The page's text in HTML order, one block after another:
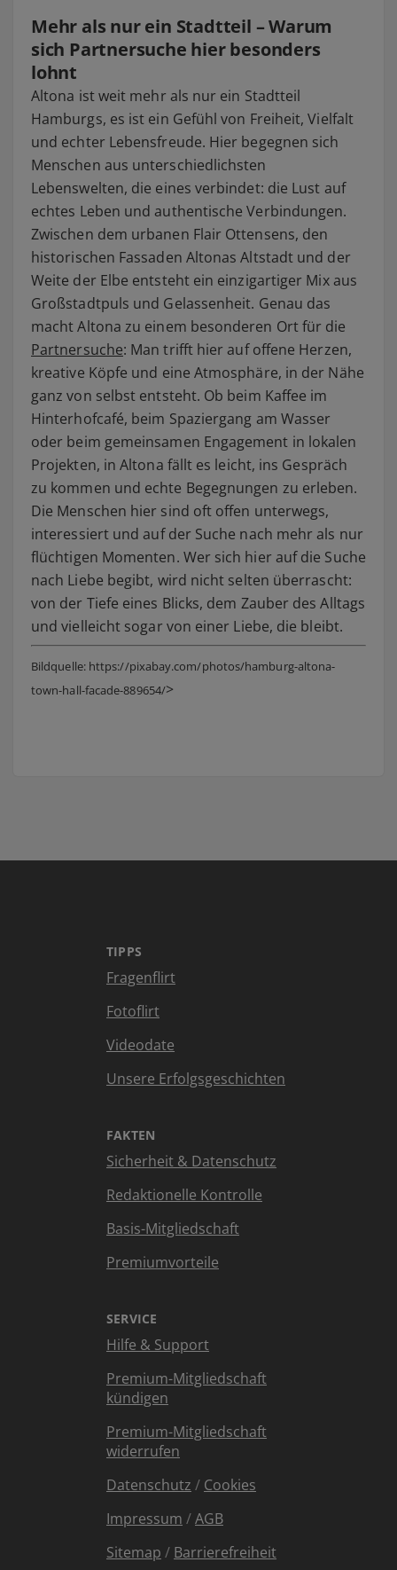
Mehr als nur ein Stadtteil – Warum
sich Partnersuche hier besonders
lohnt
Altona ist weit mehr als nur ein Stadtteil
Hamburgs, es ist ein Gefühl von Freiheit, Vielfalt
und echter Lebensfreude. Hier begegnen sich
Menschen aus unterschiedlichsten
Lebenswelten, die eines verbindet: die Lust auf
echtes Leben und authentische Verbindungen.
Zwischen dem urbanen Flair Ottensens, den
historischen Fassaden Altonas Altstadt und der
Weite der Elbe entsteht ein einzigartiger Mix aus
Großstadtpuls und Gelassenheit. Genau das
macht Altona zu einem besonderen Ort für die
Partnersuche: Man trifft hier auf offene Herzen,
kreative Köpfe und eine Atmosphäre, in der Nähe
ganz von selbst entsteht. Ob beim Kaffee im
Hinterhofcafé, beim Spaziergang am Wasser
oder beim gemeinsamen Engagement in lokalen
Projekten, in Altona fällt es leicht, ins Gespräch
zu kommen und echte Begegnungen zu erleben.
Die Menschen hier sind oft offen unterwegs,
interessiert und auf der Suche nach mehr als nur
flüchtigen Momenten. Wer sich hier auf die Suche
nach Liebe begibt, wird nicht selten überrascht:
von der Tiefe eines Blicks, dem Zauber des Alltags
und vielleicht sogar von einer Liebe, die bleibt.
Bildquelle: https://pixabay.com/photos/hamburg-altona-
town-hall-facade-889654/>
TIPPS
Fragenflirt
Fotoflirt
Videodate
Unsere Erfolgsgeschichten
FAKTEN
Sicherheit & Datenschutz
Redaktionelle Kontrolle
Basis-Mitgliedschaft
Premiumvorteile
SERVICE
Hilfe & Support
Premium-Mitgliedschaft
kündigen
Premium-Mitgliedschaft
widerrufen
Datenschutz / Cookies
Impressum /AGB
Sitemap / Barrierefreiheit